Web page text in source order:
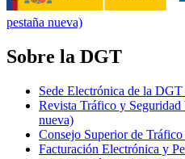
pestaña nueva)
Sobre la DGT
Sede Electrónica de la DGT
Revista Tráfico y Seguridad
nueva)
Consejo Superior de
Facturación Electrónica y